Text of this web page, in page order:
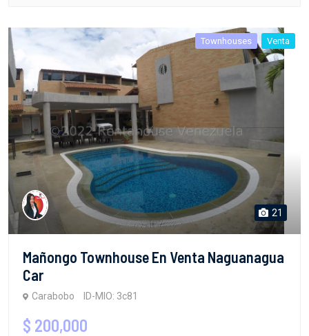
Townhouses Venta
21
Mañongo Townhouse En Venta Naguanagua
Car
Carabobo ID-MIO: 3c81
$ 200,000